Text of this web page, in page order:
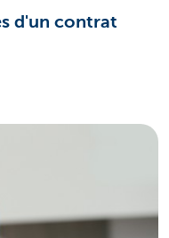
d'un contrat